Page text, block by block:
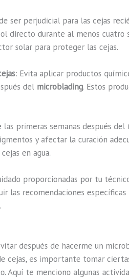
ser perjudicial para las cejas
directo durante al menos cuatro
solar para proteger las cejas.
: Evita aplicar productos
del microblading. Estos
las primeras semanas después del
y afectar la curación
en agua.
proporcionadas por tu
las recomendaciones
después de hacerme un
cejas, es importante tomar
Aquí te menciono algunas